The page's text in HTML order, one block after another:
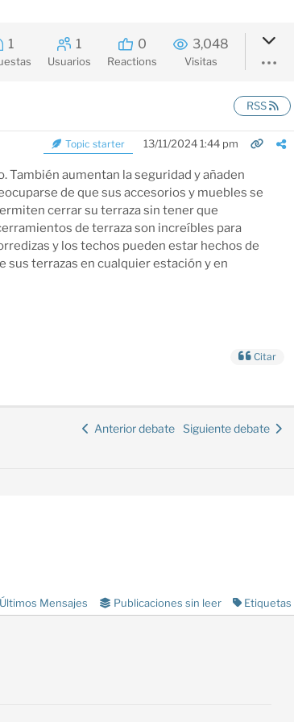
1 1
Usuarios
0
Reactions
3,048
Visitas
RSS
Topic starter 13/11/2024 1:44 pm
También aumentan la seguridad y añaden
de que sus accesorios y muebles se
cerrar su terraza sin tener que
de terraza son increíbles para
y los techos pueden estar hechos de
sus terrazas en cualquier estación y en
Citar
Anterior debate Siguiente debate
Últimos Mensajes Publicaciones sin leer Etiquetas